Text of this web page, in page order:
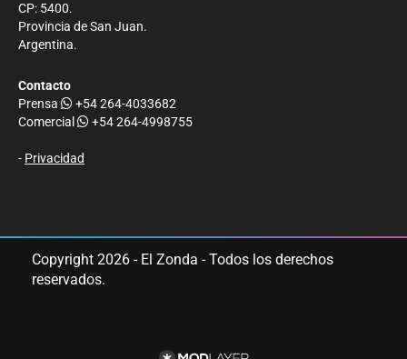
CP: 5400.
Provincia de San Juan.
Argentina.
Contacto
Prensa
+54 264-4033682
Comercial
+54 264-4998755
- Privacidad
Copyright 2026 - El Zonda - Todos los derechos
reservados.